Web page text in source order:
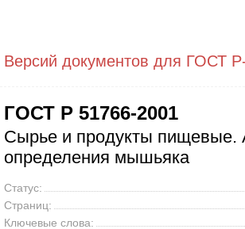
Версий документов для ГОСТ
ГОСТ Р 51766-2001
Сырье и продукты пищевые.
определения мышьяка
Статус:
Страниц:
Ключевые слова: